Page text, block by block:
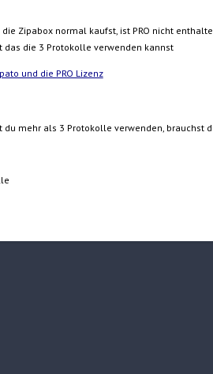
Zipabox normal kaufst, ist PRO nicht
das die 3 Protokolle verwenden kannst
und die PRO Lizenz
du mehr als 3 Protokolle verwenden, brauchst